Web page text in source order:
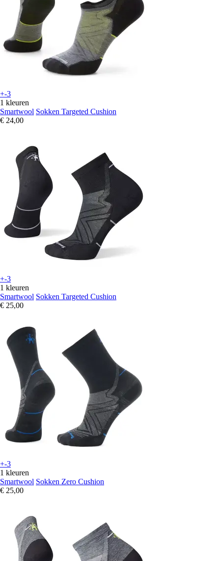
+-3
1 kleuren
Smartwool Sokken Targeted Cushion
€ 24,00
+-3
1 kleuren
Smartwool Sokken Targeted Cushion
€ 25,00
+-3
1 kleuren
Smartwool Sokken Zero Cushion
€ 25,00